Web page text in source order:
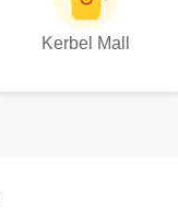
Kerbel Mall